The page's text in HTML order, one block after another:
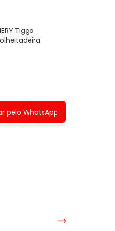
Tiggo
pelo WhatsApp